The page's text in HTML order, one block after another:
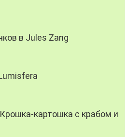
в Jules Zang
картошка с крабом и